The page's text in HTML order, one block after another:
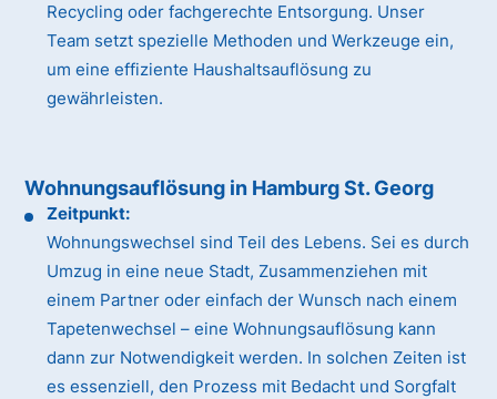
Recycling oder fachgerechte Entsorgung. Unser
Team setzt spezielle Methoden und Werkzeuge ein,
um eine effiziente Haushaltsauflösung zu
gewährleisten.
Wohnungsauflösung in Hamburg St. Georg
Zeitpunkt:
Wohnungswechsel sind Teil des Lebens. Sei es durch
Umzug in eine neue Stadt, Zusammenziehen mit
einem Partner oder einfach der Wunsch nach einem
Tapetenwechsel – eine Wohnungsauflösung kann
dann zur Notwendigkeit werden. In solchen Zeiten ist
es essenziell, den Prozess mit Bedacht und Sorgfalt